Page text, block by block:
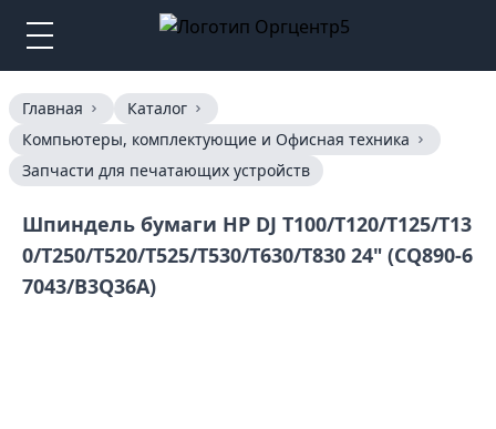
Главная
Каталог
Компьютеры, комплектующие и Офисная техника
Запчасти для печатающих устройств
Шпиндель бумаги HP DJ T100/T120/T125/T13
0/T250/T520/T525/T530/T630/T830 24" (CQ890-6
7043/B3Q36A)